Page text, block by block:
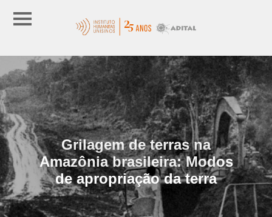
Grilagem de terras na
Amazônia brasileira: Modos
de apropriação da terra